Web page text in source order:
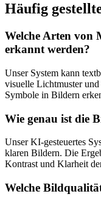
Häufig
Welche Arten von
erkannt werden?
Unser System kann
visuelle Lichtmuster
Symbole in Bildern
Wie genau ist die
Unser KI-gesteuertes
klaren Bildern. Die
Kontrast und Klarheit
Welche